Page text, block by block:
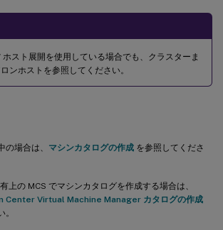
スト展開を使用している場合でも、クラスターま
ンホストを参照してください。
の場合は、 マシンカタログの作成 を参照してくださ
上の MCS でマシンカタログを作成する場合は、
Virtual Machine Manager カタログの作成